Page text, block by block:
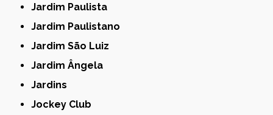
Jardim Paulista
Jardim Paulistano
Jardim São Luiz
Jardim Ângela
Jardins
Jockey Club